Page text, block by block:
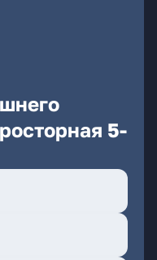
5-